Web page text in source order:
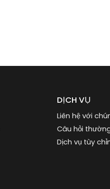
DỊCH VỤ
Liên hệ với
Câu hỏi
Dịch vụ tùy